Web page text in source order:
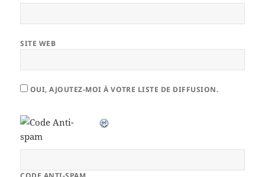
SITE WEB
OUI, AJOUTEZ-MOI À VOTRE LISTE DE DIFFUSION.